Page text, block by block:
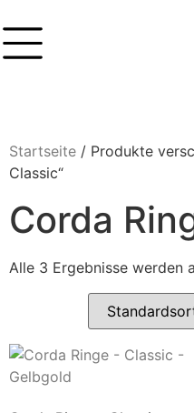
Startseite / Produkte
Classic“
Corda
Alle 3 Ergebnisse werden